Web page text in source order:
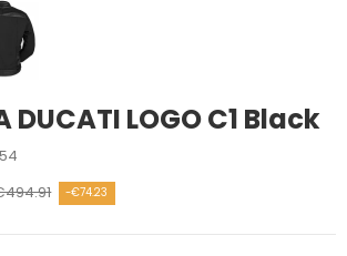
DUCATI LOGO C1 Black
-€74.23